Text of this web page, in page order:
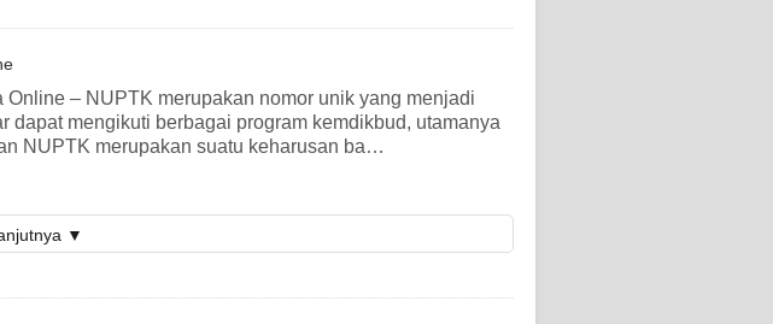
– NUPTK merupakan nomor unik yang menjadi
dapat mengikuti berbagai program kemdikbud, utamanya
NUPTK merupakan suatu keharusan ba…
▼